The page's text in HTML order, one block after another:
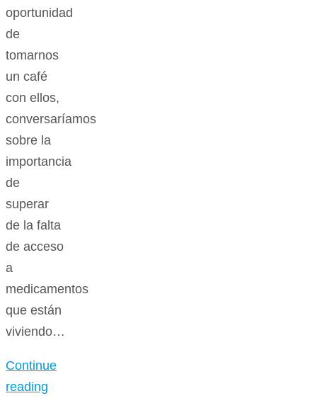
oportunidad
de
tomarnos
un café
con ellos,
conversaríamos
sobre la
importancia
de
superar
de la falta
de acceso
a
medicamentos
que están
viviendo…
Continue
reading